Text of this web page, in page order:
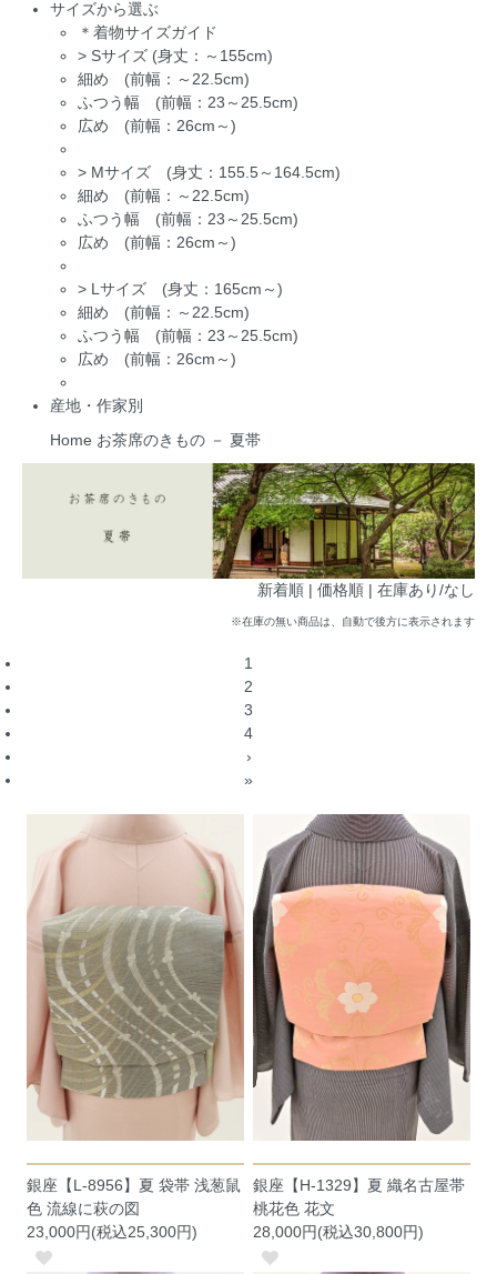
サイズから選ぶ
＊着物サイズガイド
> Sサイズ (身丈：～155cm)
細め (前幅：～22.5cm)
ふつう幅 (前幅：23～25.5cm)
広め (前幅：26cm～)
> Mサイズ (身丈：155.5～164.5cm)
細め (前幅：～22.5cm)
ふつう幅 (前幅：23～25.5cm)
広め (前幅：26cm～)
> Lサイズ (身丈：165cm～)
細め (前幅：～22.5cm)
ふつう幅 (前幅：23～25.5cm)
広め (前幅：26cm～)
産地・作家別
Home お茶席のきもの － 夏帯
新着順 | 価格順 | 在庫あり/なし
※在庫の無い商品は、自動で後方に表示されます
1
2
3
4
›
»
銀座【L-8956】夏 袋帯 浅葱鼠
色 流線に萩の図
23,000円(税込25,300円)
銀座【H-1329】夏 織名古屋帯
桃花色 花文
28,000円(税込30,800円)